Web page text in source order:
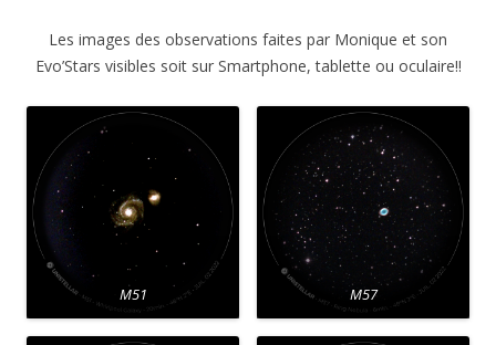
Les images des observations faites par Monique et son
Evo’Stars visibles soit sur Smartphone, tablette ou oculaire!!
M51 M57